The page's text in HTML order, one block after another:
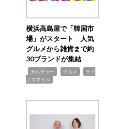
横浜高島屋で「韓国市
場」がスタート 人気
グルメから雑貨まで約
30ブランドが集結
カルチャー グルメ
ライ
フスタイル